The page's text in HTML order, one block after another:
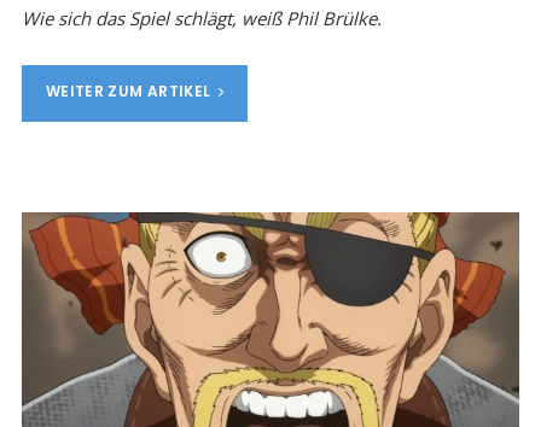
Wie sich das Spiel schlägt, weiß Phil Brülke.
WEITER ZUM ARTIKEL